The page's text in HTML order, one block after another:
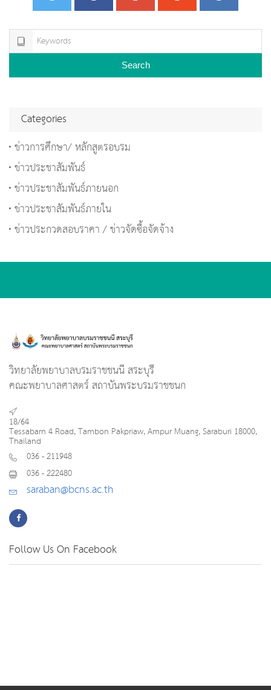
Search
Categories
ข่าวการศึกษา/ หลักสูตรอบรม
ข่าวประชาสัมพันธ์
ข่าวประชาสัมพันธ์ภายนอก
ข่าวประชาสัมพันธ์ภายใน
ข่าวประกวดสอบราคา / ข่าวจัดซื้อจัดจ้าง
วิทยาลัยพยาบาลบรมราชชนนี สระบุรี
คณะพยาบาลศาสตร์ สถาบันพระบรมราชชนก
18/64
Tessabarn 4 Road, Tambon Pakpriaw, Ampur Muang, Saraburi 18000,
Thailand
036 - 211948
036 - 222480
saraban@bcns.ac.th
Follow Us On Facebook